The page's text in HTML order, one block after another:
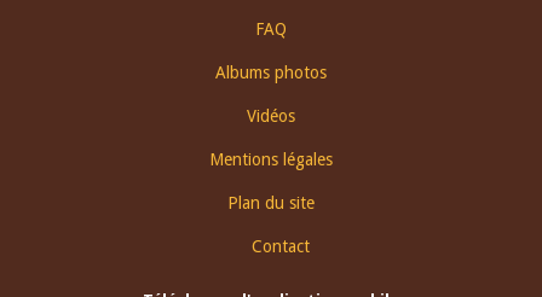
FAQ
Albums photos
Vidéos
Mentions légales
Plan du site
Contact